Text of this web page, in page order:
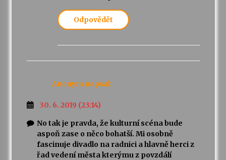
Odpovědět
Anonym napsal:
30. 6. 2019 (23:14)
No tak je pravda, že kulturní scéna bude
aspoň zase o něco bohatší. Mi osobně
fascinuje divadlo na radnici a hlavně herci z
řad vedení města kterýmu z povzdálí